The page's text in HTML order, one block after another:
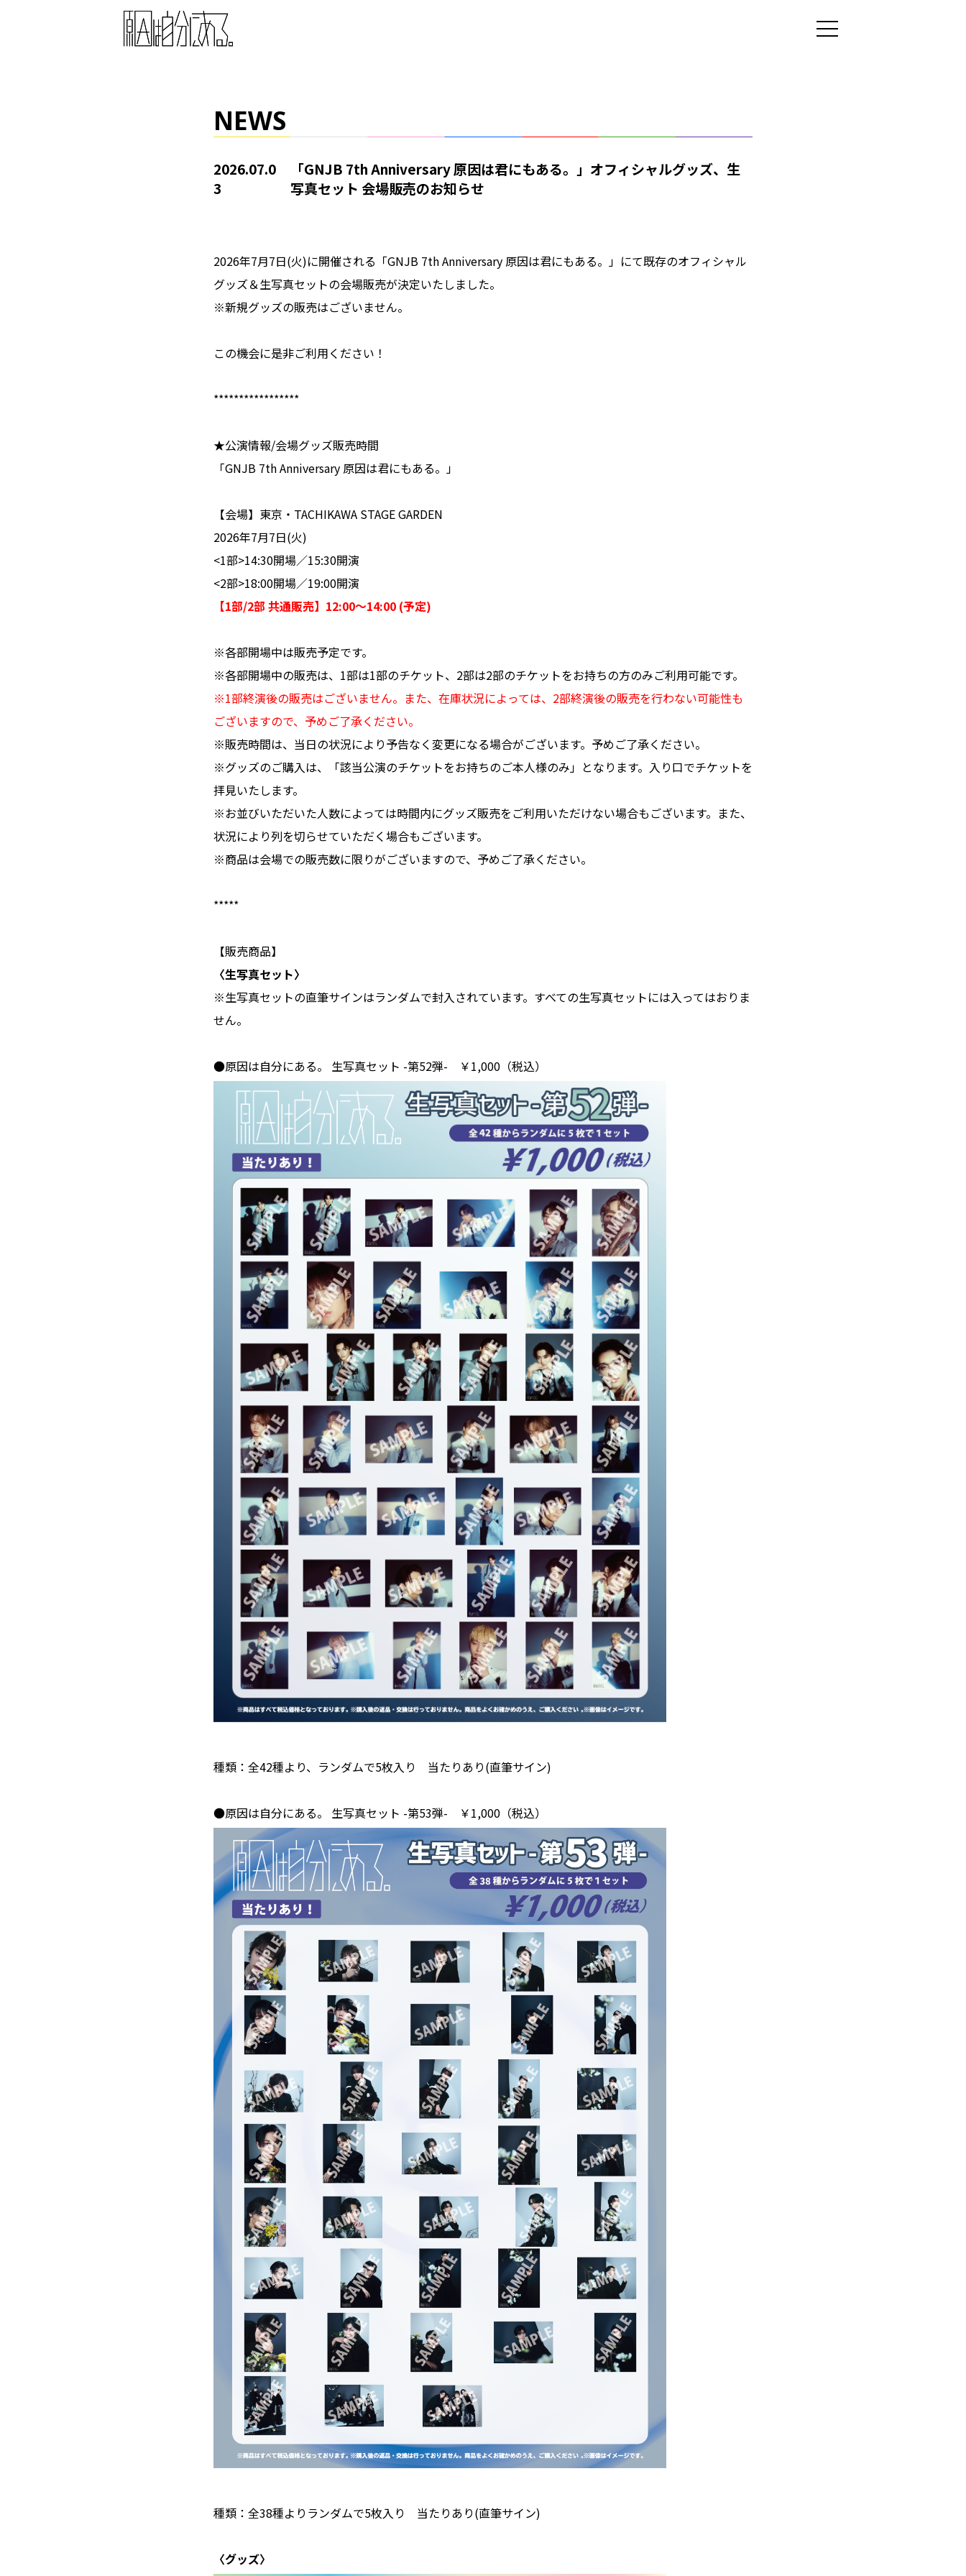
NEWS
2026.07.0
3
「GNJB 7th Anniversary 原因は君にもある。」オフィシャルグッズ、生
写真セット 会場販売のお知らせ
2026年7月7日(火)に開催される「GNJB 7th Anniversary 原因は君にもある。」にて既存のオフィシャル
グッズ＆生写真セットの会場販売が決定いたしました。
※新規グッズの販売はございません。
この機会に是非ご利用ください！
*****************
★公演情報/会場グッズ販売時間
「GNJB 7th Anniversary 原因は君にもある。」
【会場】東京・TACHIKAWA STAGE GARDEN
2026年7月7日(火)
<1部>14:30開場／15:30開演
<2部>18:00開場／19:00開演
【1部/2部 共通販売】12:00～14:00 (予定)
※各部開場中は販売予定です。
※各部開場中の販売は、1部は1部のチケット、2部は2部のチケットをお持ちの方のみご利用可能です。
※1部終演後の販売はございません。また、在庫状況によっては、2部終演後の販売を行わない可能性も
ございますので、予めご了承ください。
※販売時間は、当日の状況により予告なく変更になる場合がございます。予めご了承ください。
※グッズのご購入は、「該当公演のチケットをお持ちのご本人様のみ」となります。入り口でチケットを
拝見いたします。
※お並びいただいた人数によっては時間内にグッズ販売をご利用いただけない場合もございます。また、
状況により列を切らせていただく場合もございます。
※商品は会場での販売数に限りがございますので、予めご了承ください。
*****
【販売商品】
〈生写真セット〉
※生写真セットの直筆サインはランダムで封入されています。すべての生写真セットには入ってはおりま
せん。
●原因は自分にある。 生写真セット -第52弾- ￥1,000（税込）
種類：全42種より、ランダムで5枚入り 当たりあり(直筆サイン)
●原因は自分にある。 生写真セット -第53弾- ￥1,000（税込）
種類：全38種よりランダムで5枚入り 当たりあり(直筆サイン)
〈グッズ〉